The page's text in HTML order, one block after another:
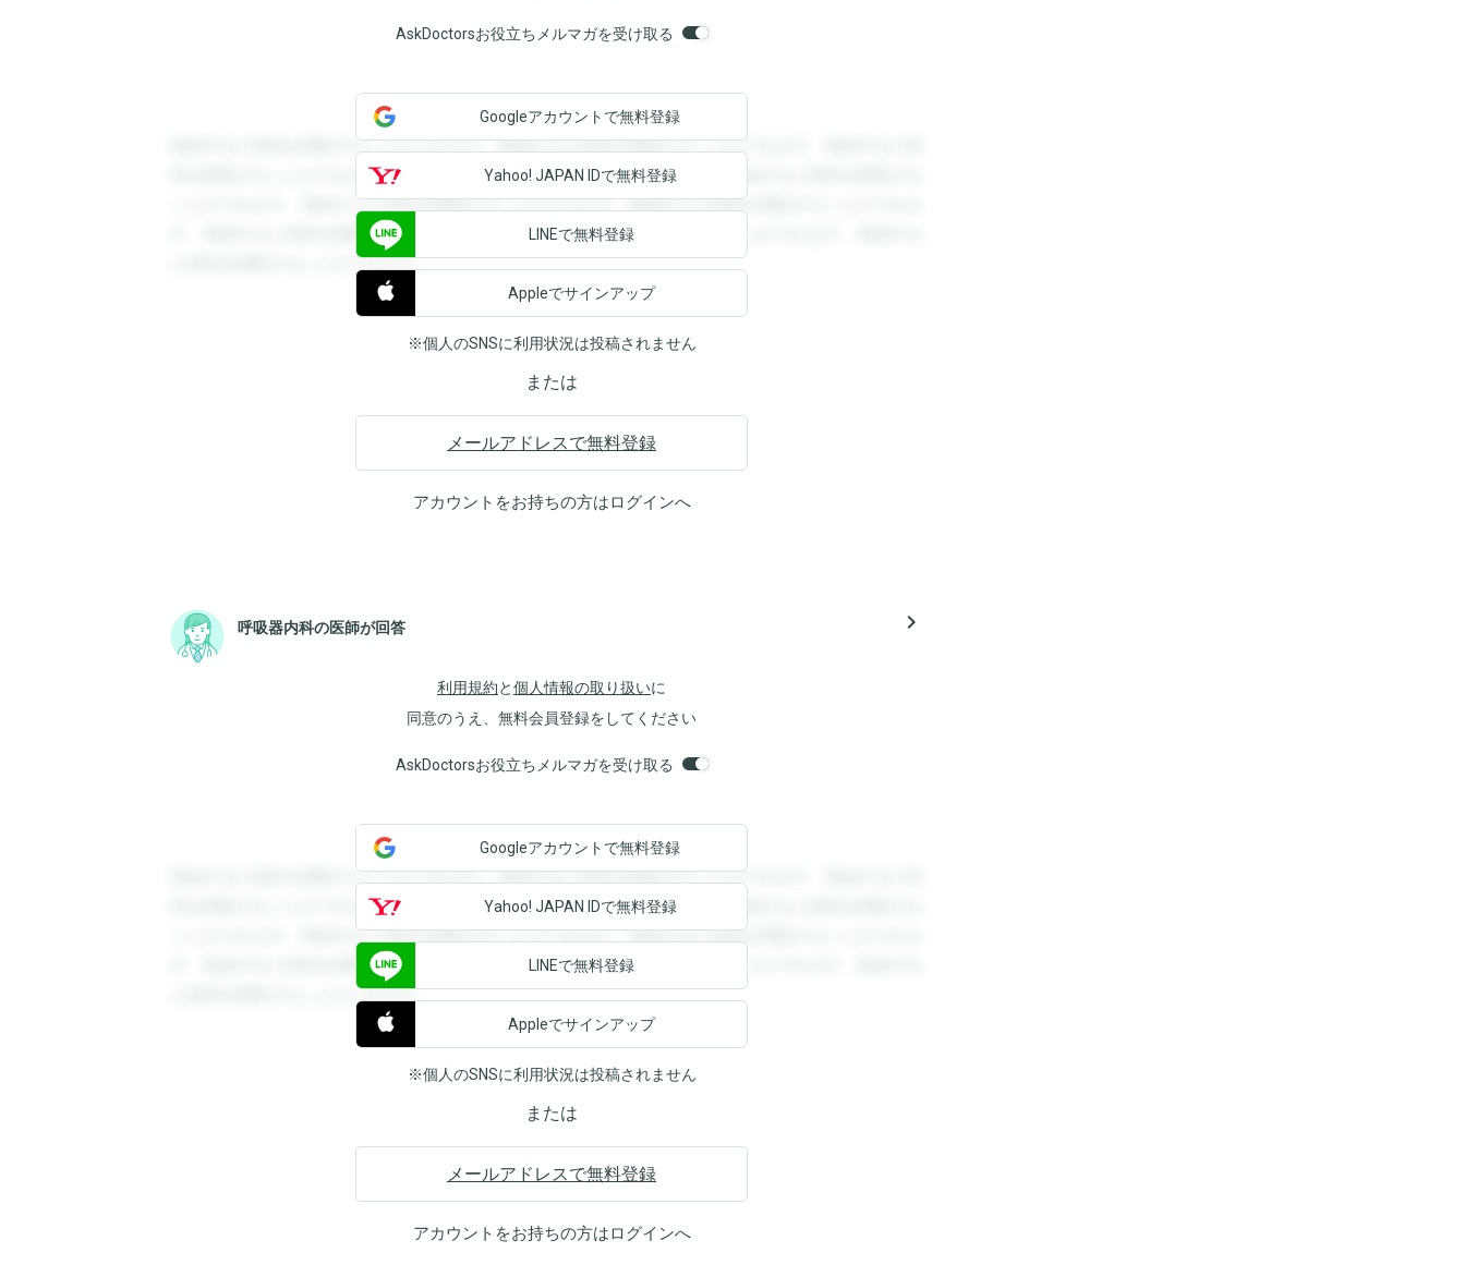
AskDoctorsお役立ちメルマガを受け取る
登録すると回答を閲覧することができます。登録すると回答を閲覧することができます。登録すると回
答を閲覧することができます。登録すると回答を閲覧することができます。登録すると回答を閲覧する
ことができます。登録すると回答を閲覧することができます。登録すると回答を閲覧することができま
す。登録すると回答を閲覧することができます。登録すると回答を閲覧することができます。登録する
と回答を閲覧することができます。
Googleアカウントで無料登録
Yahoo! JAPAN IDで無料登録
LINEで無料登録
Appleでサインアップ
※個人のSNSに利用状況は投稿されません
または
メールアドレスで無料登録
アカウントをお持ちの方はログインへ
呼吸器内科の医師が回答 navigate_next
利用規約と個人情報の取り扱いに
同意のうえ、無料会員登録をしてください
AskDoctorsお役立ちメルマガを受け取る
登録すると回答を閲覧することができます。登録すると回答を閲覧することができます。登録すると回
答を閲覧することができます。登録すると回答を閲覧することができます。登録すると回答を閲覧する
ことができます。登録すると回答を閲覧することができます。登録すると回答を閲覧することができま
す。登録すると回答を閲覧することができます。登録すると回答を閲覧することができます。登録する
と回答を閲覧することができます。
Googleアカウントで無料登録
Yahoo! JAPAN IDで無料登録
LINEで無料登録
Appleでサインアップ
※個人のSNSに利用状況は投稿されません
または
メールアドレスで無料登録
アカウントをお持ちの方はログインへ